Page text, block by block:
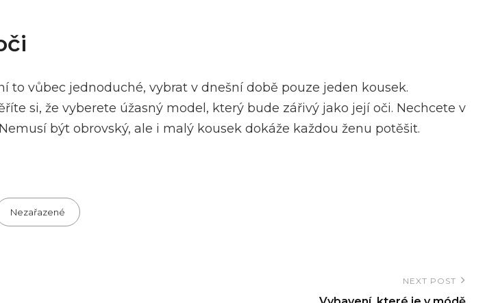
vůbec jednoduché, vybrat v dnešní době pouze jeden kousek.
si, že vyberete úžasný model, který bude zářivý jako její oči. Nechcete v
být obrovský, ale i malý kousek dokáže každou ženu potěšit.
Categories
Nezařazené
NEXT POST